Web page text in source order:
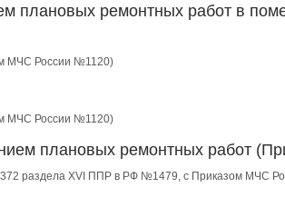
плановых ремонтных работ в
МЧС России №1120)
МЧС России №1120)
плановых ремонтных работ
372 раздела XVI ППР в РФ №1479, c Приказом МЧС